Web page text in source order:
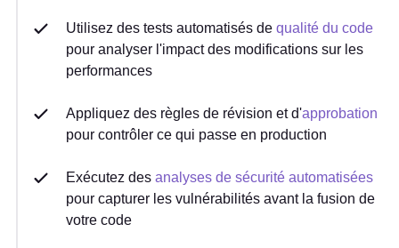
Utilisez des tests automatisés de qualité du code
pour analyser l'impact des modifications sur les
performances
Appliquez des règles de révision et d'approbation
pour contrôler ce qui passe en production
Exécutez des analyses de sécurité automatisées
pour capturer les vulnérabilités avant la fusion de
votre code